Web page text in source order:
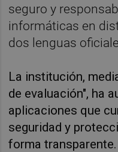
seguro y
informáticas en
dos lenguas
La institución,
de evaluación", ha
aplicaciones que
seguridad y
forma transparente.